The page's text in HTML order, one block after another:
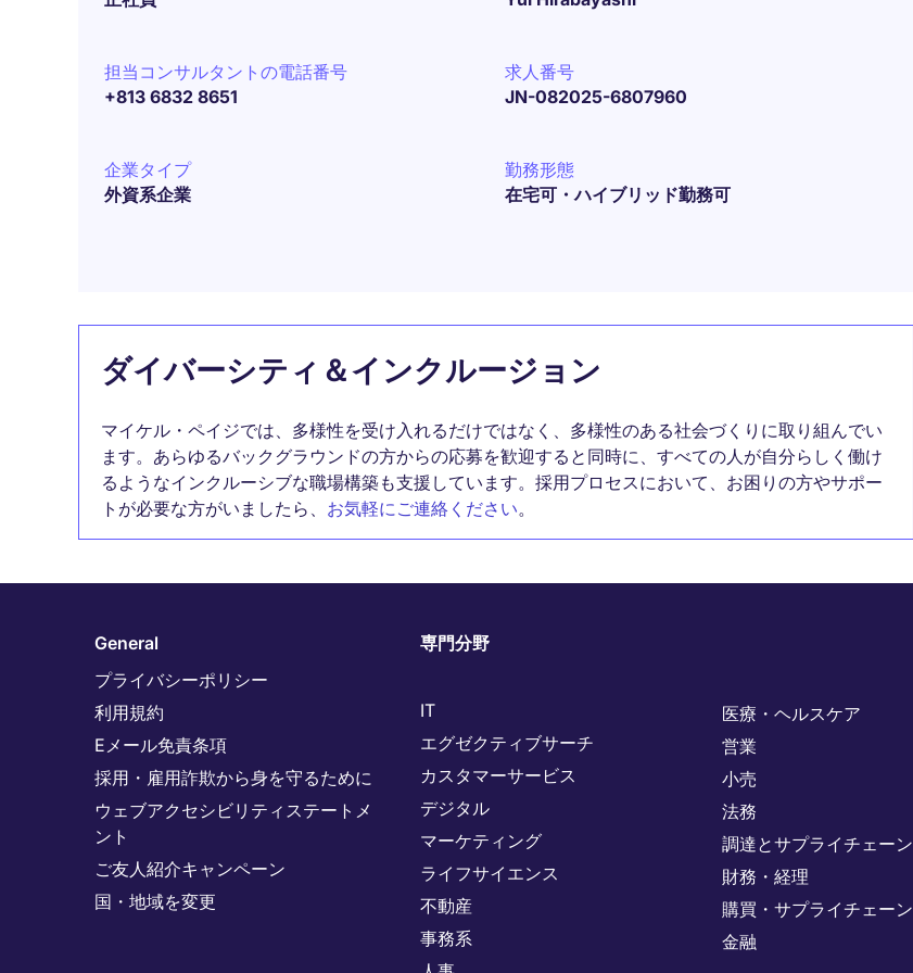
担当コンサルタントの電話番号
+813 6832 8651
求人番号
JN-082025-6807960
企業タイプ
外資系企業
勤務形態
在宅可・ハイブリッド勤務可
ダイバーシティ＆インクルージョン
マイケル・ペイジでは、多様性を受け入れるだけではなく、多様性のある社会づくりに取り組んでい
ます。あらゆるバックグラウンドの方からの応募を歓迎すると同時に、すべての人が自分らしく働け
るようなインクルーシブな職場構築も支援しています。採用プロセスにおいて、お困りの方やサポー
トが必要な方がいましたら、 お気軽にご連絡ください。
General
プライバシーポリシー
利用規約
Eメール免責条項
採用・雇用詐欺から身を守るために
ウェブアクセシビリティステートメ
ント
ご友人紹介キャンペーン
国・地域を変更
専門分野
IT
エグゼクティブサーチ
カスタマーサービス
デジタル
マーケティング
ライフサイエンス
不動産
事務系
医療・ヘルスケア
営業
小売
法務
調達とサプライチェーン
財務・経理
購買・サプライチェーン
金融